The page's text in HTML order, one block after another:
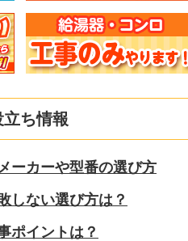
立ち情報
ーカーや型番の選び方
しない選び方は？
ポイントは？